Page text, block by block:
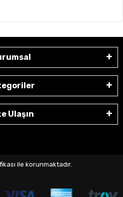
Ulaşın
ile korunmaktadır.